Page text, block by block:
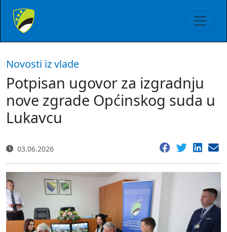
Novosti iz vlade
Potpisan ugovor za izgradnju
nove zgrade Općinskog suda u
Lukavcu
03.06.2026